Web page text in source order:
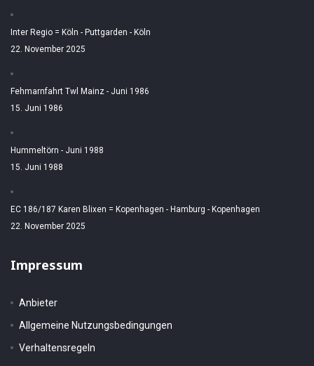
Inter Regio = Köln - Puttgarden - Köln
22. November 2025
Fehmarnfahrt Twl Mainz - Juni 1986
15. Juni 1986
Hummeltörn - Juni 1988
15. Juni 1988
EC 186/187 Karen Blixen = Kopenhagen - Hamburg - Kopenhagen
22. November 2025
Impressum
Anbieter
Allgemeine Nutzungsbedingungen
Verhaltensregeln